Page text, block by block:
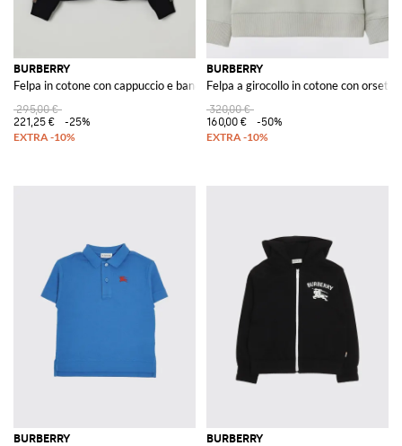
BURBERRY
Felpa in cotone con cappuccio e bande check
295,00 €
221,25 €
-25%
BURBERRY
Felpa a girocollo in cotone con
320,00 €
160,00 €
-50%
BURBERRY BURBERRY